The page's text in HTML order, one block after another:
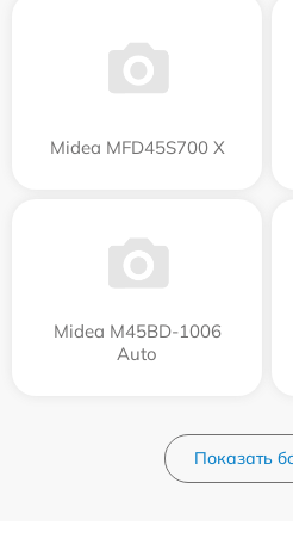
Midea MFD45S700 X
Midea M45BD-1006
Auto
Показать